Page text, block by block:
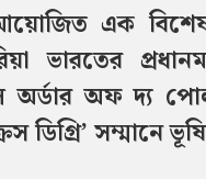
এক বিশেষ
ভারতের
অর্ডার অফ দ্য
ডিগ্রি’ সম্মানে